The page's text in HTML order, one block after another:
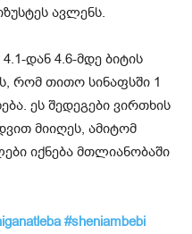
ავლენს.
დან 4.6-მდე ბიტის
რომ თითო სინაფსში 1
ეს შედეგები ვირთხის
მიიღეს, ამიტომ
იქნება მთლიანობაში
#sheniambebi